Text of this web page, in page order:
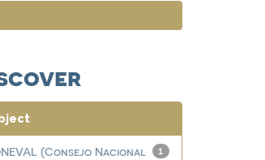
1
(Consejo Nacional